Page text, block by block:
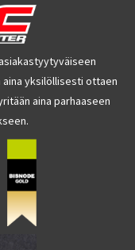
aina yksilöllisesti ottaen
aina parhaaseen